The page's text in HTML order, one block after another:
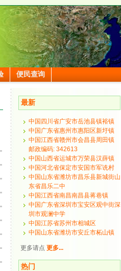
便民查询
最新
中国四川省广安市岳池县镇裕镇
中国广东省惠州市惠阳区新圩镇
中国江西省赣州市会昌县周田镇
邮政编码: 342613
中国山西省运城市万荣县汉薛镇
中国河北省保定市安国市军诜村
中国山东省潍坊市昌乐县新城街山
东省昌乐二中
中国江西省南昌南昌县蒋巷镇
中国广东省深圳市宝安区观中街深
圳市观澜中学
中国江苏省苏州市相城区
中国山东省潍坊市安丘市柘山镇
更多请点 更多...
热门